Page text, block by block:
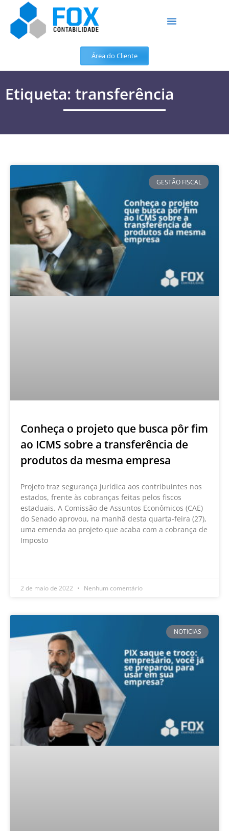
Área do Cliente
Etiqueta: transferência
GESTÃO FISCAL
Conheça o projeto que busca pôr fim
ao ICMS sobre a transferência de
produtos da mesma empresa
Projeto traz segurança jurídica aos contribuintes nos
estados, frente às cobranças feitas pelos fiscos
estaduais. A Comissão de Assuntos Econômicos (CAE)
do Senado aprovou, na manhã desta quarta-feira (27),
uma emenda ao projeto que acaba com a cobrança de
Imposto
2 de maio de 2022 Nenhum comentário
NOTICIAS